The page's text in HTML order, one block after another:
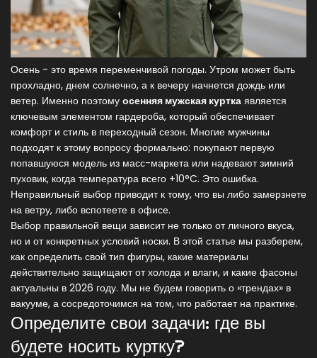
Осень - это время переменчивой погоды. Утром может быть
прохладно, днем солнечно, а к вечеру начнется дождь или
ветер. Именно поэтому осенняя мужская куртка является
ключевым элементом гардероба, который обеспечивает
комфорт и стиль в переходный сезон. Многие мужчины
подходят к этому вопросу формально: покупают первую
попавшуюся модель из масс-маркета или надевают зимний
пуховик, когда температура всего +10°C. Это ошибка.
Неправильный выбор приводит к тому, что вы либо замерзнете
на ветру, либо вспотеете в офисе.
Выбор правильной вещи зависит не только от личного вкуса,
но и от конкретных условий носки. В этой статье мы разберем,
как определить свой тип фигуры, какие материалы
действительно защищают от холода и влаги, и какие фасоны
актуальны в 2026 году. Мы не будем говорить о «трендах» в
вакууме, а сосредоточимся на том, что работает на практике.
Определите свои задачи: где вы
будете носить куртку?